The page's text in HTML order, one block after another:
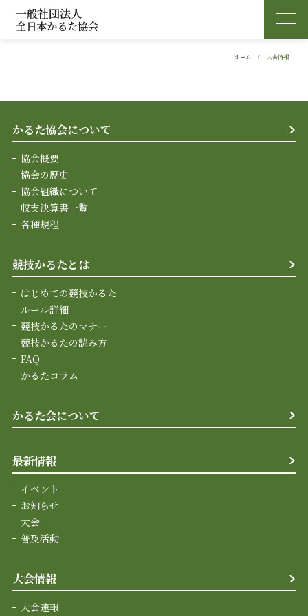
一般社団法人
全日本かるた協会
ホーム 大会情報
かるた協会について
協会概要
協会の歴史
協会組織について
収支決算書一覧
各種規程
競技かるたとは
はじめての競技かるた
ルール詳細
競技かるたのマナー
競技かるたの読み方
FAQ
かるたコラム
かるた会について
最新情報
イベント
お知らせ
大会
普及活動
大会情報
大会速報